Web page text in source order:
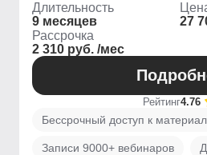
Длительность
9 месяцев
27
Рассрочка
2 310 руб. /мес
Рейтинг4.76
Бессрочный доступ к
Записи 9000+ вебинаров